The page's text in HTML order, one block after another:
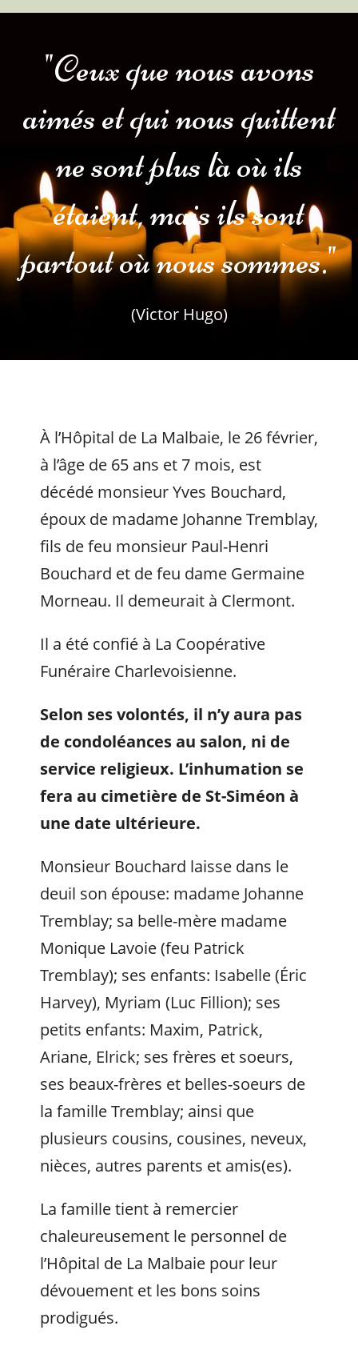
"Ceux que nous avons
aimés et qui nous quittent
ne sont plus là où ils
étaient, mais ils sont
partout où nous sommes."
(Victor Hugo)
À l’Hôpital de La Malbaie, le 26 février,
à l’âge de 65 ans et 7 mois, est
décédé monsieur Yves Bouchard,
époux de madame Johanne Tremblay,
fils de feu monsieur Paul-Henri
Bouchard et de feu dame Germaine
Morneau. Il demeurait à Clermont.
Il a été confié à La Coopérative
Funéraire Charlevoisienne.
Selon ses volontés, il n’y aura pas
de condoléances au salon, ni de
service religieux. L’inhumation se
fera au cimetière de St-Siméon à
une date ultérieure.
Monsieur Bouchard laisse dans le
deuil son épouse: madame Johanne
Tremblay; sa belle-mère madame
Monique Lavoie (feu Patrick
Tremblay); ses enfants: Isabelle (Éric
Harvey), Myriam (Luc Fillion); ses
petits enfants: Maxim, Patrick,
Ariane, Elrick; ses frères et soeurs,
ses beaux-frères et belles-soeurs de
la famille Tremblay; ainsi que
plusieurs cousins, cousines, neveux,
nièces, autres parents et amis(es).
La famille tient à remercier
chaleureusement le personnel de
l’Hôpital de La Malbaie pour leur
dévouement et les bons soins
prodigués.